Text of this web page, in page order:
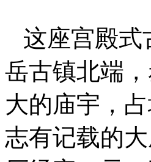
这座宫殿式
岳古镇北端
大的庙宇，
志有记载的